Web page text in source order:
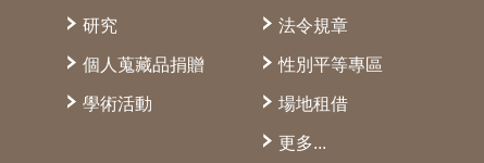
研究
個人蒐藏品捐贈
學術活動
法令規章
性別平等專區
場地租借
更多...